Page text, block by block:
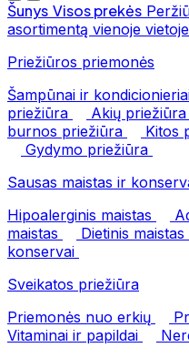
Šunys Visos prekės
asortimentą vienoje
Priežiūros priemonės
Šampūnai ir
priežiūra
Akių priežiūra
burnos priežiūra
Kitos
Gydymo priežiūra
Sausas maistas ir
Hipoalerginis maistas
maistas
Dietinis maistas
konservai
Sveikatos priežiūra
Priemonės nuo erkių
Vitaminai ir papildai